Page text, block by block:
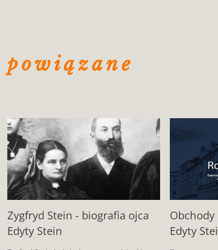
powiązane
Zygfryd Stein - biografia ojca
Edyty Stein
Edyty